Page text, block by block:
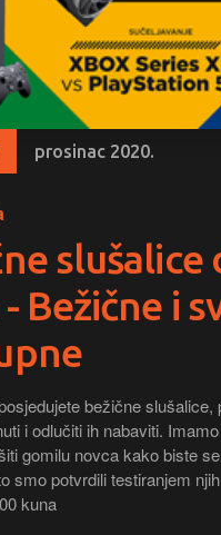
prosinac 2020.
slušalice
Bežične i
bežične slušalice,
i odlučiti ih nabaviti.
gomilu novca kako biste
smo potvrdili testiranjem
kuna